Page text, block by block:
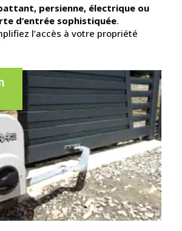
persienne, électrique ou
d’entrée sophistiquée.
l’accès à votre propriété